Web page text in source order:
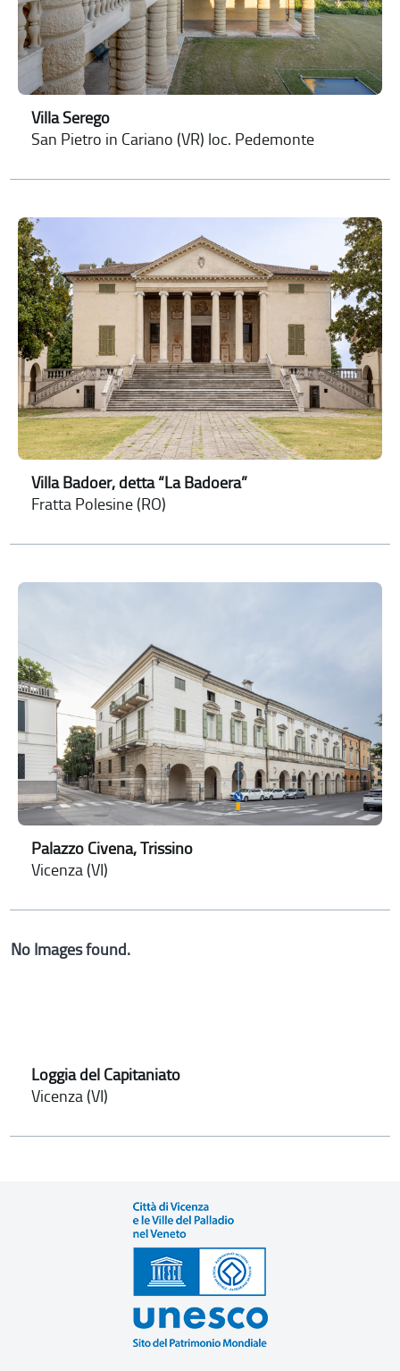
Villa Serego
San Pietro in Cariano (VR) loc. Pedemonte
Villa Badoer, detta “La Badoera”
Fratta Polesine (RO)
Palazzo Civena, Trissino
Vicenza (VI)
No Images found.
Loggia del Capitaniato
Vicenza (VI)